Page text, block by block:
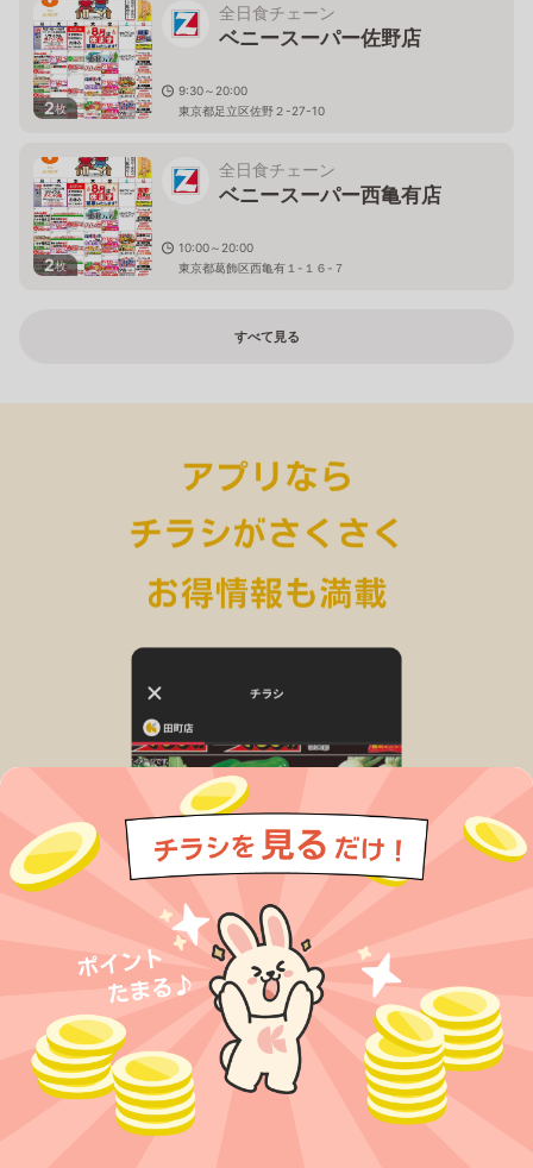
2枚
全日食チェーン
ベニースーパー佐野店
9:30～20:00
東京都足立区佐野２-27-10
2枚
全日食チェーン
ベニースーパー西亀有店
10:00～20:00
東京都葛飾区西亀有１-１６-７
すべて見る